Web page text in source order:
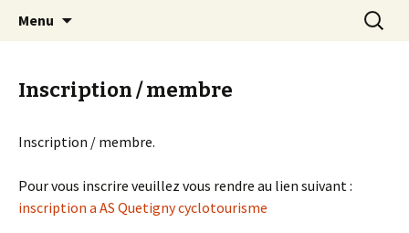
Quetigny Cyclotourisme
EN VELO, TOUT EST PLUS BEAU !
Menu
Inscription / membre
Inscription / membre.
Pour vous inscrire veuillez vous rendre au lien suivant :
inscription a AS Quetigny cyclotourisme